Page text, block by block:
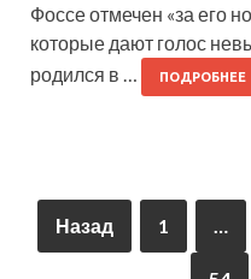
Фоссе отмечен «за его
которые дают голос
родился в …
ПОДРОБНЕЕ
Назад 1